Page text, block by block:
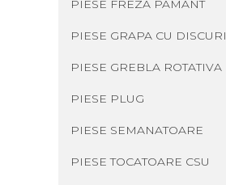
PIESE FREZA PAMANT
PIESE GRAPA CU DISCURI
PIESE GREBLA ROTATIVA
PIESE PLUG
PIESE SEMANATOARE
PIESE TOCATOARE CSU